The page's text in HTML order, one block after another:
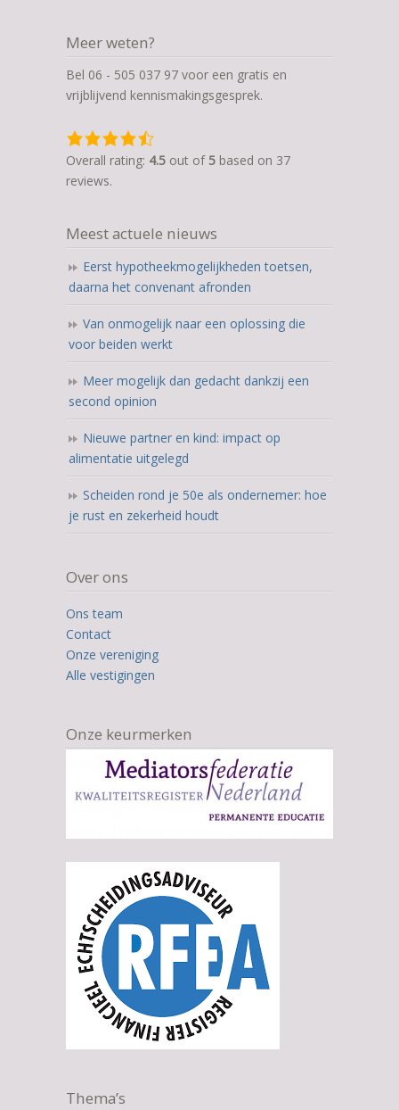
Meer weten?
Bel 06 - 505 037 97 voor een gratis en
vrijblijvend kennismakingsgesprek.
4,5
rating
based
ratings
Overall rating: 4.5 out of 5 based on 37
reviews.
Meest actuele nieuws
Eerst hypotheekmogelijkheden toetsen,
daarna het convenant afronden
Van onmogelijk naar een oplossing die
voor beiden werkt
Meer mogelijk dan gedacht dankzij een
second opinion
Nieuwe partner en kind: impact op
alimentatie uitgelegd
Scheiden rond je 50e als ondernemer: hoe
je rust en zekerheid houdt
Over ons
Ons team
Contact
Onze vereniging
Alle vestigingen
Onze keurmerken
Thema’s